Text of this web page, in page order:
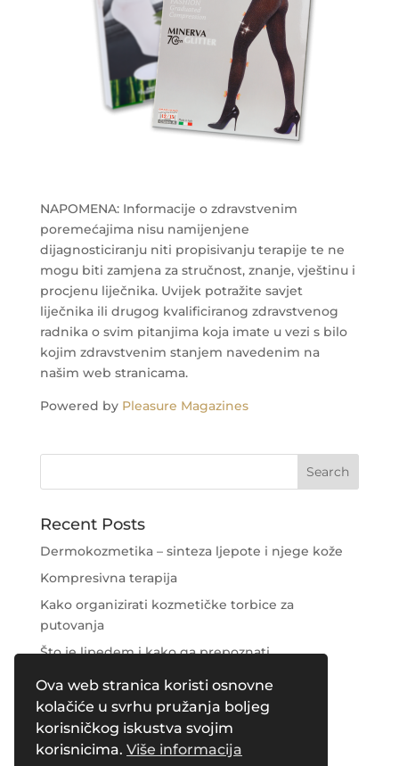
Ova web stranica koristi osnovne
kolačiće u svrhu pružanja boljeg
korisničkog iskustva svojim
korisnicima. Više informacija
NAPOMENA: Informacije o zdravstvenim
poremećajima nisu namijenjene
dijagnosticiranju niti propisivanju terapije te ne
mogu biti zamjena za stručnost, znanje, vještinu i
procjenu liječnika. Uvijek potražite savjet
liječnika ili drugog kvalificiranog zdravstvenog
radnika o svim pitanjima koja imate u vezi s bilo
kojim zdravstvenim stanjem navedenim na
našim web stranicama.
Powered by Pleasure Magazines
Recent Posts
Dermokozmetika – sinteza ljepote i njege kože
Kompresivna terapija
Kako organizirati kozmetičke torbice za
putovanja
Što je lipedem i kako ga prepoznati
Njega područja oko očiju
Recent Comments